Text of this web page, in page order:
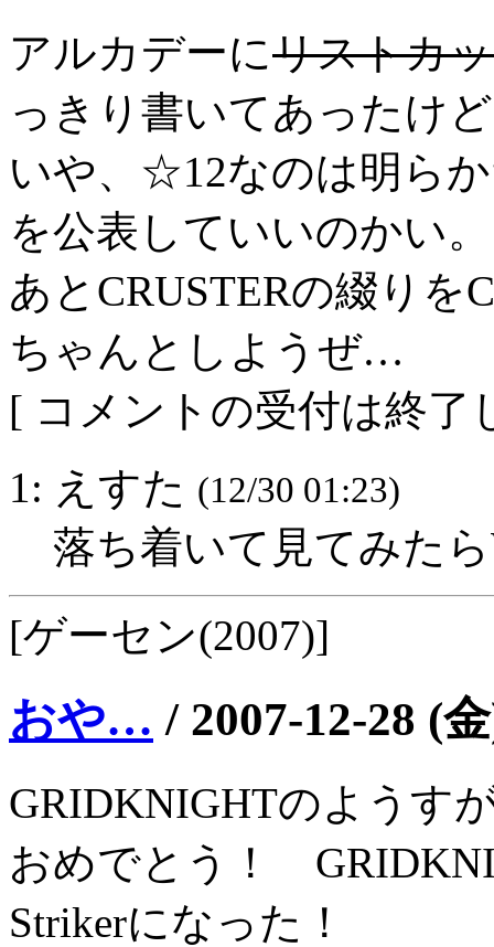
アルカデーにリストカ
っきり書いてあったけ
いや、☆12なのは明ら
を公表していいのかい。
あとCRUSTERの綴り
ちゃんとしようぜ…
[ コメントの受付は終了
1: えすた (12/30 01:23)
落ち着いて見てみた
[ゲーセン(2007)]
おや… / 2007-12-28 (
GRIDKNIGHTのよう
おめでとう！
Strikerになった！